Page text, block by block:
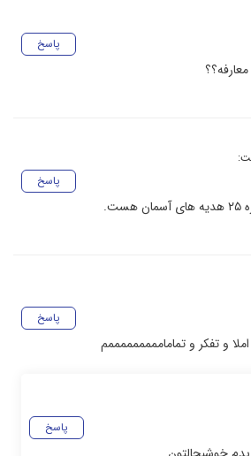
پاسخ
پاسخ
پاسخ
و تفکر و تمامامممممممممم
پاسخ